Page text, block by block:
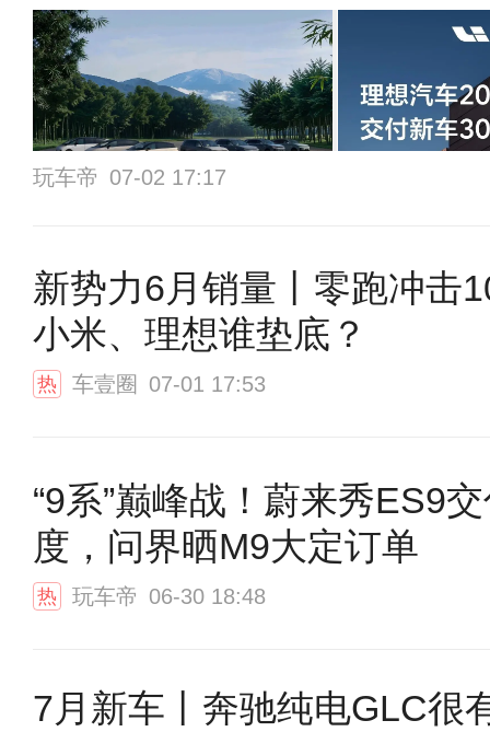
玩车帝 07-02 17:17
新势力6月销量丨零跑冲击
小米、理想谁垫底？
热 车壹圈 07-01 17:53
“9系”巅峰战！蔚来秀ES9
度，问界晒M9大定订单
热 玩车帝 06-30 18:48
7月新车丨奔驰纯电GLC很